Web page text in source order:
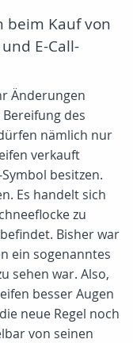
beim Kauf von
E-Call-
Änderungen
des
nämlich nur
verkauft
besitzen.
Es handelt sich
zu
Bisher war
ein sogenanntes
sehen war. Also,
besser Augen
neue Regel noch
von seinen